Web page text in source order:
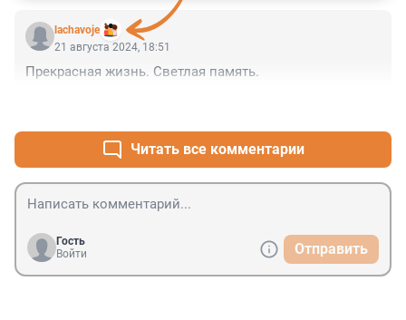
lachavoje
21 августа 2024, 18:51
Прекрасная жизнь. Светлая память.
Читать все комментарии
Гость
Войти
Отправить